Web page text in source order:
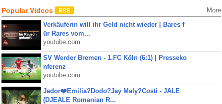
Popular Videos More
Verkäuferin will ihr Geld nicht wieder | Bares f
ür Rares vom...
youtube.com
SV Werder Bremen - 1.FC Köln (6:1) | Presseko
nferenz
youtube.com
Jador❤️Emilia?Dodo?Jay Maly?Costi - JALE
(DJEALE Romanian R...